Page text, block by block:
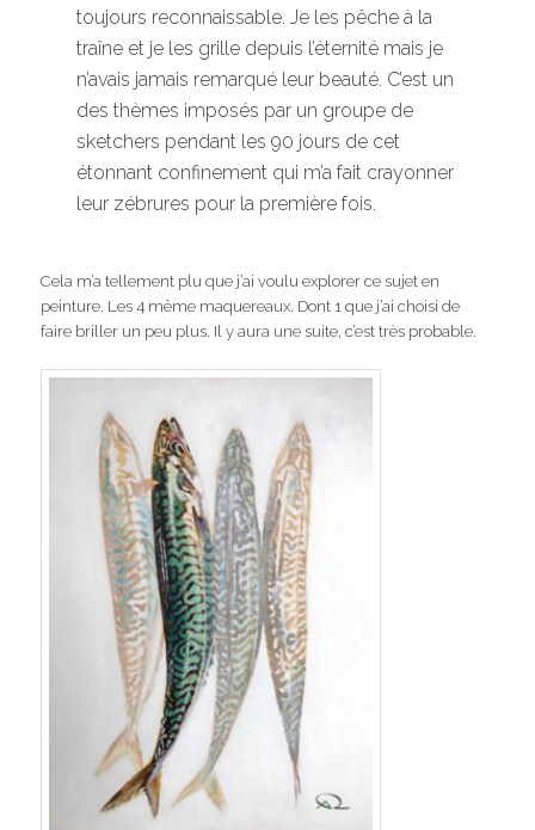
toujours reconnaissable. Je les pêche à la
traîne et je les grille depuis l’éternité mais je
n’avais jamais remarqué leur beauté. C’est un
des thèmes imposés par un groupe de
sketchers pendant les 90 jours de cet
étonnant confinement qui m’a fait crayonner
leur zébrures pour la première fois.
Cela m’a tellement plu que j’ai voulu explorer ce sujet en
peinture. Les 4 même maquereaux. Dont 1 que j’ai choisi de
faire briller un peu plus. Il y aura une suite, c’est très probable.